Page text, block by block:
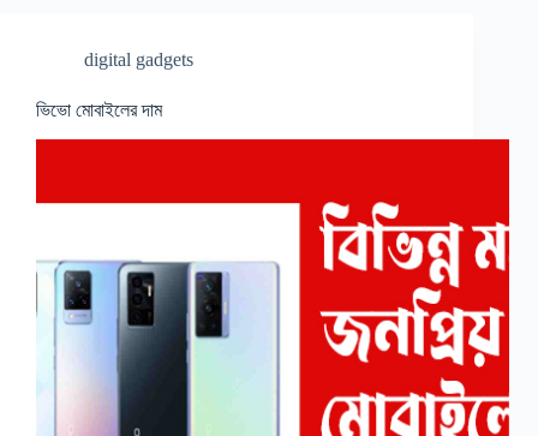
digital gadgets
ভিভো মোবাইলের দাম